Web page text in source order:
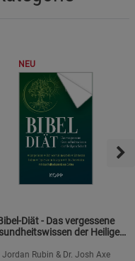
NEU
Diät - Das vergessene
der Heiligen
Jordan Rubin & Dr. Josh Axe